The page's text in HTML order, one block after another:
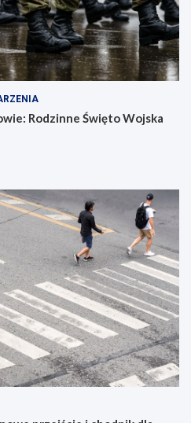
Rodzinne Święto Wojska